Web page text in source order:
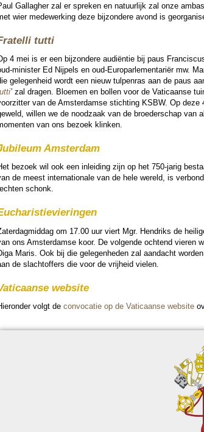
Gallagher zal er spreken en na­tuur­lijk zal onze
wier mede­wer­king deze bij­zon­dere avond is
tutti
4 mei is er een bij­zon­dere au­diën­tie bij paus
minister Ed Nijpels en oud-Europarle­mentariër mw.
gelegen­heid wordt een nieuw tulpenras aan de paus
’zal dragen. Bloemen en bollen voor de Vati­caanse
van de Am­ster­damse stich­ting KSBW. Op
willen we de nood­zaak van de broe­der­schap van
van ons bezoek klinken.
Am­ster­dam
bezoek wil ook een inlei­ding zijn op het 750-jarig
de meest inter­na­tio­nale van de hele wereld, is
schonk.
om 17.00 uur viert Mgr. Hendriks de
ons Am­ster­damse koor. De volgende ochtend vieren
Maris. Ook bij die gelegen­he­den zal aan­dacht
de slacht­of­fers die voor de vrij­heid vielen.
web­si­te
volgt de convo­ca­tie op de Vati­caanse web­si­te